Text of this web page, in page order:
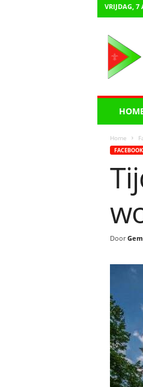
VRIJDAG, 7
Home
FACEBOOK
Door